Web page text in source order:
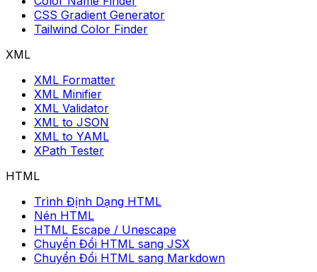
CSS Gradient Generator
Tailwind Color Finder
XML
XML Formatter
XML Minifier
XML Validator
XML to JSON
XML to YAML
XPath Tester
HTML
Trình Định Dạng HTML
Nén HTML
HTML Escape / Unescape
Chuyển Đổi HTML sang JSX
Chuyển Đổi HTML sang Markdown